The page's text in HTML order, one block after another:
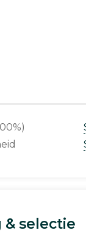
selectie